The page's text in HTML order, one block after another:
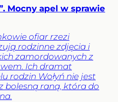
Mocny apel w sprawie
ofiar rzezi
rodzinne zdjęcia i
zamordowanych z
Ich dramat
rodzin Wołyń nie jest
bolesną raną, która do